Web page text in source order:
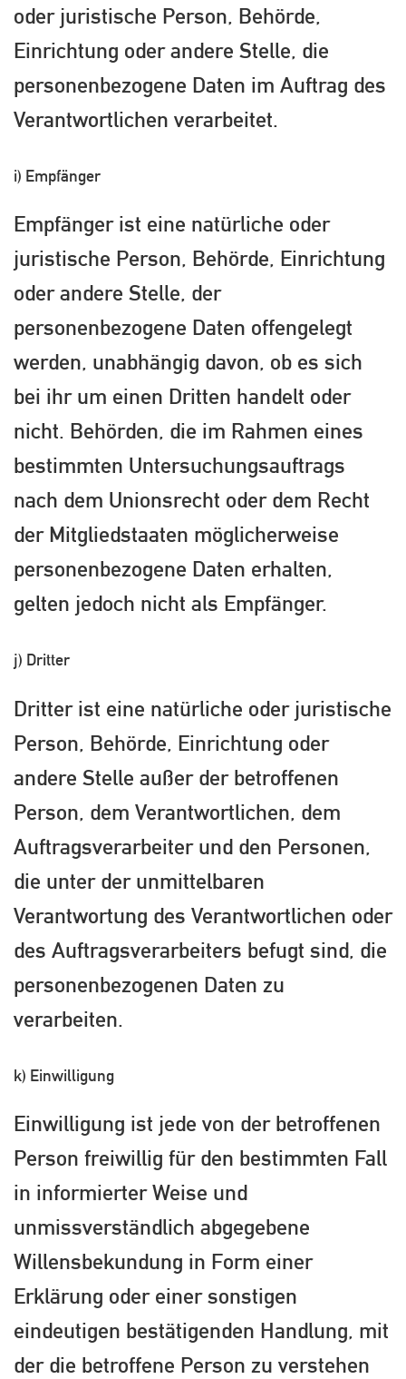
oder juristische Person, Behörde,
Einrichtung oder andere Stelle, die
personenbezogene Daten im Auftrag des
Verantwortlichen verarbeitet.
i) Empfänger
Empfänger ist eine natürliche oder
juristische Person, Behörde, Einrichtung
oder andere Stelle, der
personenbezogene Daten offengelegt
werden, unabhängig davon, ob es sich
bei ihr um einen Dritten handelt oder
nicht. Behörden, die im Rahmen eines
bestimmten Untersuchungsauftrags
nach dem Unionsrecht oder dem Recht
der Mitgliedstaaten möglicherweise
personenbezogene Daten erhalten,
gelten jedoch nicht als Empfänger.
j) Dritter
Dritter ist eine natürliche oder juristische
Person, Behörde, Einrichtung oder
andere Stelle außer der betroffenen
Person, dem Verantwortlichen, dem
Auftragsverarbeiter und den Personen,
die unter der unmittelbaren
Verantwortung des Verantwortlichen oder
des Auftragsverarbeiters befugt sind, die
personenbezogenen Daten zu
verarbeiten.
k) Einwilligung
Einwilligung ist jede von der betroffenen
Person freiwillig für den bestimmten Fall
in informierter Weise und
unmissverständlich abgegebene
Willensbekundung in Form einer
Erklärung oder einer sonstigen
eindeutigen bestätigenden Handlung, mit
der die betroffene Person zu verstehen